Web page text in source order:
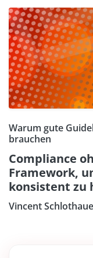
Warum gute
brauchen
Compliance
Framework,
konsistent zu
Vincent